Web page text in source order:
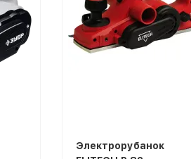
Электрорубанок